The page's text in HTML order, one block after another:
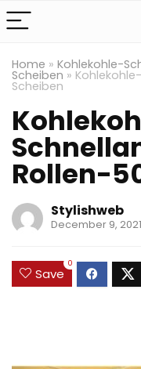
Home » Kohlekohle-
Scheiben »
Scheiben
Rollen-
Stylishweb
December 9, 2021
Save
0